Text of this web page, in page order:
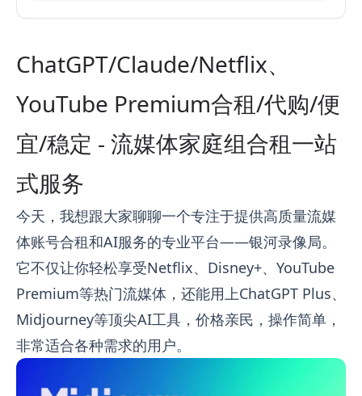
ChatGPT/Claude/Netflix、
YouTube Premium合租/代购/便
宜/稳定 - 流媒体家庭组合租一站
式服务
今天，我想跟大家聊聊一个专注于提供高质量流媒
体账号合租和AI服务的专业平台——银河录像局。
它不仅让你轻松享受Netflix、Disney+、YouTube
Premium等热门流媒体，还能用上ChatGPT Plus、
Midjourney等顶尖AI工具，价格亲民，操作简单，
非常适合各种需求的用户。